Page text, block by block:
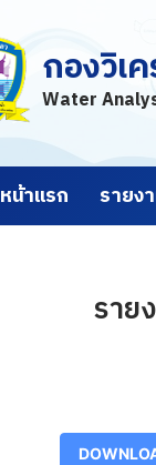
กองวิเ
Water
หน้าแรก รายง
ราย